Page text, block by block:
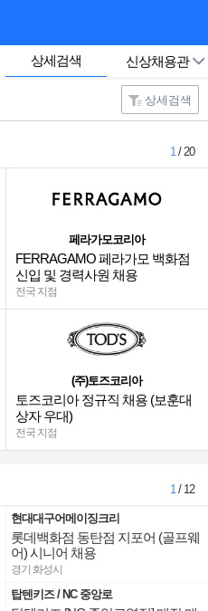
상세검색 신상채용관
상세검색
1/ 20
페라가모코리아
FERRAGAMO 페라가모 백화점
신입 및 경력사원 채용
전국 지점
(주)토즈코리아
토즈코리아 정규직 채용 (보훈대
상자 우대)
전국 지점
1/ 12
현대대구어메이징크리
롯데백화점 동탄점 지포어 (골프웨
어) 시니어 채용
경기 화성시
탑텐키즈 / NC 중앙로